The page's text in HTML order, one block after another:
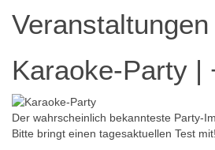
Veranstaltungen
Karaoke-Party |
Der wahrscheinlich bekannteste Party-
Bitte bringt einen tagesaktuellen Test mit!